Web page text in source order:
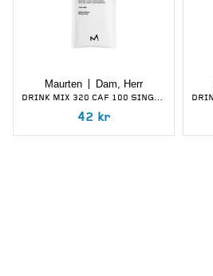
Maurten Dam, Herr
DRINK MIX 320 CAF 100 SINGLE SERV SPORTDRYCK
42 kr